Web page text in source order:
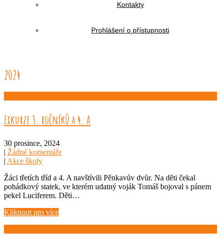
Kontakty
Prohlášení o přístupnosti
2024
Exkurze 3. ročníků a 4. A
30 prosince, 2024
| Žádné komentáře
| Akce školy
Žáci třetích tříd a 4. A navštívili Pěnkavův dvůr. Na děti čekal
pohádkový statek, ve kterém udatný voják Tomáš bojoval s pánem
pekel Luciferem. Děti…
Kliknout pro více